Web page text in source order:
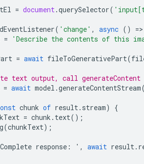
= document.querySelector(
( 'change' , async () =>
= 'Describe the contents of this
= await fileToGenerativePart(
text output, call
= await model .generateContentStream
chunk of result. stream)
{
= chunk . text();
(chunkText);
Complete response : ' , await result.